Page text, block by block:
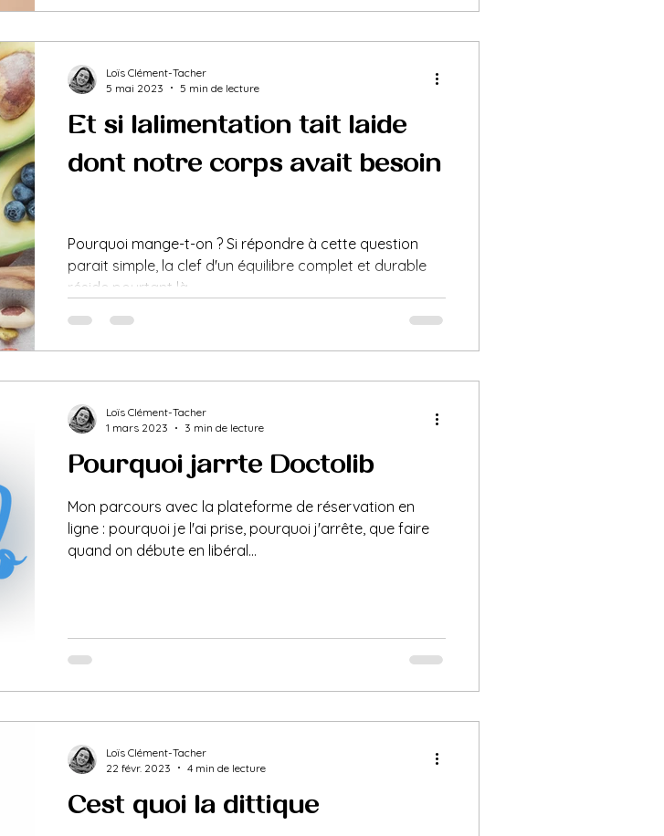
Et si l'alimentation était l'aide
dont notre corps avait besoin
Pourquoi mange-t-on ? Si répondre à cette question
parait simple, la clef d'un équilibre complet et durable
réside pourtant là...
Loïs Clément-Tacher
5 mai 2023
5 min de lecture
Pourquoi j'arrête Doctolib ?
Mon parcours avec la plateforme de réservation en
ligne : pourquoi je l'ai prise, pourquoi j'arrête, que faire
quand on débute en libéral...
Loïs Clément-Tacher
1 mars 2023
3 min de lecture
C'est quoi la diététique ?
Loïs Clément-Tacher
22 févr. 2023
4 min de lecture